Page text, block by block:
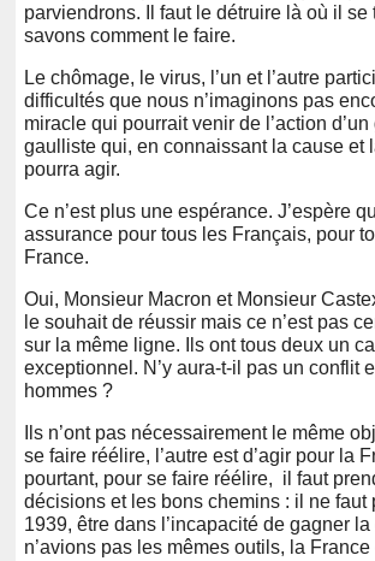
parviendrons. Il faut le détruire là où il se
savons comment le faire.
Le chômage, le virus, l’un et l’autre
difficultés que nous n’imaginons pas
miracle qui pourrait venir de l’action
gaulliste qui, en connaissant la cause et
pourra agir.
Ce n’est plus une espérance. J’espère
assurance pour tous les Français, pour
France.
Oui, Monsieur Macron et Monsieur
le souhait de réussir mais ce n’est pas
sur la même ligne. Ils ont tous deux un
exceptionnel. N’y aura-t-il pas un conflit
hommes ?
Ils n’ont pas nécessairement le même
se faire réélire, l’autre est d’agir pour la
pourtant, pour se faire réélire, il faut
décisions et les bons chemins : il ne faut
1939, être dans l’incapacité de gagner
n’avions pas les mêmes outils, la France